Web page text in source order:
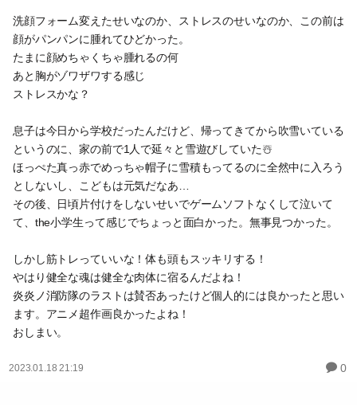
洗顔フォーム変えたせいなのか、ストレスのせいなのか、この前は
顔がパンパンに腫れてひどかった。
たまに顔めちゃくちゃ腫れるの何
あと胸がゾワザワする感じ
ストレスかな？
息子は今日から学校だったんだけど、帰ってきてから吹雪いている
というのに、家の前で1人で延々と雪遊びしていた☃️
ほっぺた真っ赤でめっちゃ帽子に雪積もってるのに全然中に入ろう
としないし、こどもは元気だなあ…
その後、日頃片付けをしないせいでゲームソフトなくして泣いて
て、the小学生って感じでちょっと面白かった。無事見つかった。
しかし筋トレっていいな！体も頭もスッキリする！
やはり健全な魂は健全な肉体に宿るんだよね！
炎炎ノ消防隊のラストは賛否あったけど個人的には良かったと思い
ます。アニメ超作画良かったよね！
おしまい。
2023.01.18 21:19 0